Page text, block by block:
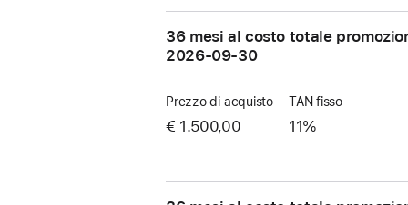
36 mesi al costo totale
2026-09-30
Prezzo di acquisto
€ 1.500,00
TAN fisso
11%